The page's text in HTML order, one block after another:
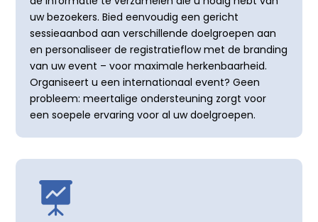
uw bezoekers. Bied eenvoudig een gericht
sessieaanbod aan verschillende doelgroepen aan
en personaliseer de registratieflow met de branding
van uw event – voor maximale herkenbaarheid.
Organiseert u een internationaal event? Geen
probleem: meertalige ondersteuning zorgt voor
een soepele ervaring voor al uw doelgroepen.
